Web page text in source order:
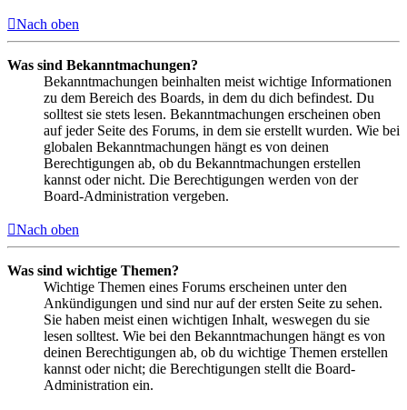
Nach oben
Was sind Bekanntmachungen?
Bekanntmachungen beinhalten meist wichtige Informationen
zu dem Bereich des Boards, in dem du dich befindest. Du
solltest sie stets lesen. Bekanntmachungen erscheinen oben
auf jeder Seite des Forums, in dem sie erstellt wurden. Wie bei
globalen Bekanntmachungen hängt es von deinen
Berechtigungen ab, ob du Bekanntmachungen erstellen
kannst oder nicht. Die Berechtigungen werden von der
Board-Administration vergeben.
Nach oben
Was sind wichtige Themen?
Wichtige Themen eines Forums erscheinen unter den
Ankündigungen und sind nur auf der ersten Seite zu sehen.
Sie haben meist einen wichtigen Inhalt, weswegen du sie
lesen solltest. Wie bei den Bekanntmachungen hängt es von
deinen Berechtigungen ab, ob du wichtige Themen erstellen
kannst oder nicht; die Berechtigungen stellt die Board-
Administration ein.